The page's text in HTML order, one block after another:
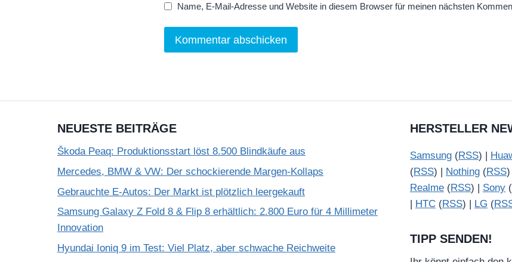
Name, E-Mail-Adresse und Website in diesem Browser für meinen nächsten
NEUESTE BEITRÄGE
Škoda Peaq: Produktionsstart löst 8.500 Blindkäufe aus
Mercedes, BMW & VW: Der schockierende Margen-Kollaps
Gebrauchte E-Autos: Der Markt ist plötzlich leergekauft
Samsung Galaxy Z Fold 8 & Flip 8 erhältlich: 2.800 Euro für 4 Millimeter
Innovation
Hyundai Ioniq 9 im Test: Viel Platz, aber schwache Reichweite
HERSTELLER
Samsung (RSS) |
(RSS) | Nothing (RSS)
Realme (RSS) | Sony (
| HTC (RSS) | LG (
TIPP SENDEN!